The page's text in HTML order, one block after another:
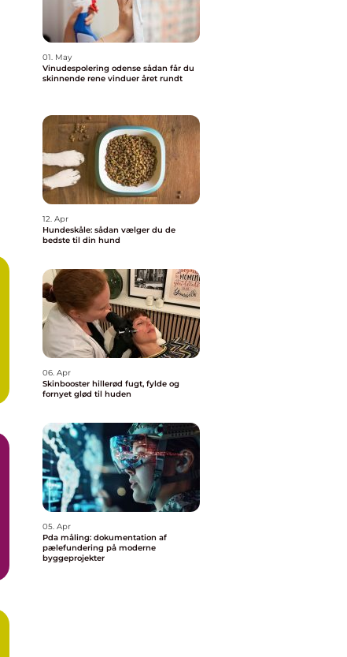
01. May
Vinudespolering odense sådan får du
skinnende rene vinduer året rundt
12. Apr
Hundeskåle: sådan vælger du de
bedste til din hund
06. Apr
Skinbooster hillerød fugt, fylde og
fornyet glød til huden
05. Apr
Pda måling: dokumentation af
pælefundering på moderne
byggeprojekter